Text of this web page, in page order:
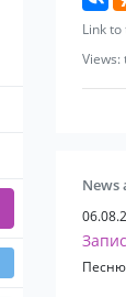
пауз
С
Link
Views:
News
Песню